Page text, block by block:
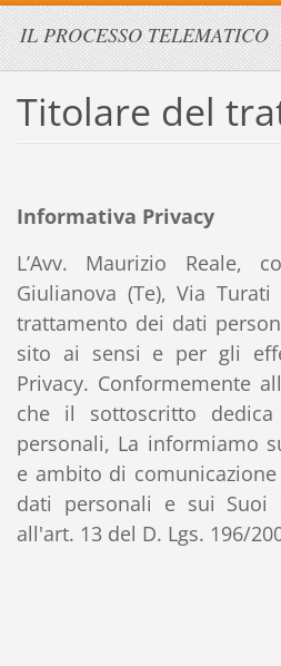
IL PROCESSO TELEMATICO
Titolare del
Informativa Privacy
L’Avv. Maurizio Reale,
Giulianova (Te), Via
trattamento dei dati
sito ai sensi e per gli
Privacy. Conformemente
che il sottoscritto
personali, La informiamo
e ambito di
dati personali e sui
all'art. 13 del D. Lgs. 196/